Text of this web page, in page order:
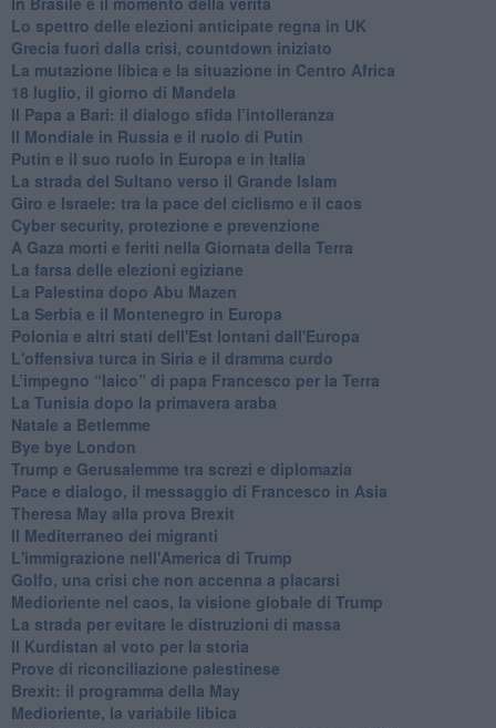
Lo spettro delle elezioni anticipate regna in UK
Grecia fuori dalla crisi, countdown iniziato
La mutazione libica e la situazione in Centro Africa
18 luglio, il giorno di Mandela
Il Papa a Bari: il dialogo sfida l’intolleranza
Il Mondiale in Russia e il ruolo di Putin
Putin e il suo ruolo in Europa e in Italia
La strada del Sultano verso il Grande Islam
Giro e Israele: tra la pace del ciclismo e il caos
Cyber security, protezione e prevenzione
A Gaza morti e feriti nella Giornata della Terra
La farsa delle elezioni egiziane
La Palestina dopo Abu Mazen
La Serbia e il Montenegro in Europa
Polonia e altri stati dell'Est lontani dall'Europa
L'offensiva turca in Siria e il dramma curdo
L’impegno “laico” di papa Francesco per la Terra
La Tunisia dopo la primavera araba
Natale a Betlemme
Bye bye London
Trump e Gerusalemme tra screzi e diplomazia
Pace e dialogo, il messaggio di Francesco in Asia
Theresa May alla prova Brexit
Il Mediterraneo dei migranti
L'immigrazione nell'America di Trump
Golfo, una crisi che non accenna a placarsi
Medioriente nel caos, la visione globale di Trump
La strada per evitare le distruzioni di massa
Il Kurdistan al voto per la storia
Prove di riconciliazione palestinese
Brexit: il programma della May
Medioriente, la variabile libica